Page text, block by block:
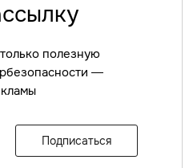
полезную
—
Подписаться